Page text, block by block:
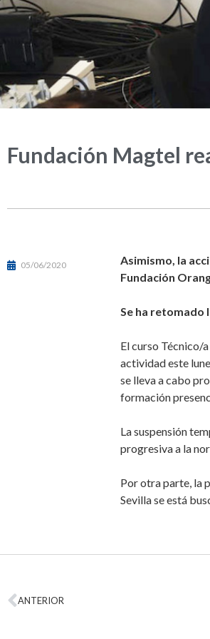
Fundación Magtel
05/06/2020
Asimismo, la
Fundación
Se ha
El curso Técnico/
actividad este
se lleva a cabo
formación
La suspensión
progresiva a la
Por otra parte, la
Sevilla se está
ANTERIOR